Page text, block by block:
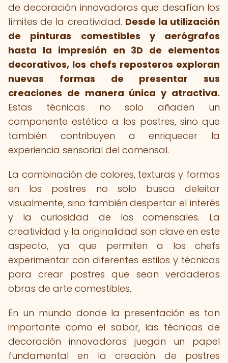
de decoración innovadoras que desafían los
límites de la creatividad. Desde la utilización
de pinturas comestibles y aerógrafos
hasta la impresión en 3D de elementos
decorativos, los chefs reposteros exploran
nuevas formas de presentar sus
creaciones de manera única y atractiva.
Estas técnicas no solo añaden un
componente estético a los postres, sino que
también contribuyen a enriquecer la
experiencia sensorial del comensal.
La combinación de colores, texturas y formas
en los postres no solo busca deleitar
visualmente, sino también despertar el interés
y la curiosidad de los comensales. La
creatividad y la originalidad son clave en este
aspecto, ya que permiten a los chefs
experimentar con diferentes estilos y técnicas
para crear postres que sean verdaderas
obras de arte comestibles.
En un mundo donde la presentación es tan
importante como el sabor, las técnicas de
decoración innovadoras juegan un papel
fundamental en la creación de postres